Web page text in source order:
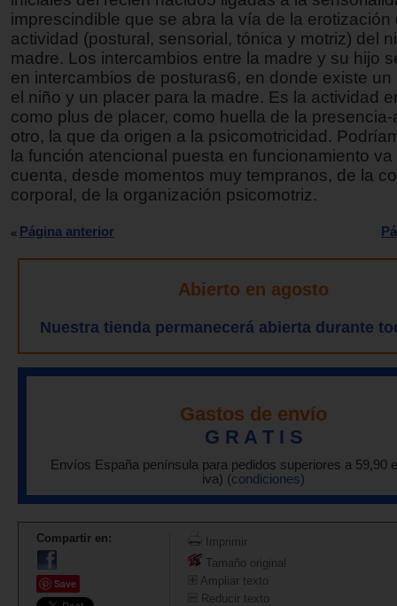
imprescindible que se abra la vía de la erotización
actividad (postural, sensorial, tónica y motriz) del
madre. Los intercambios entre la madre y su hijo
en intercambios de posturas6, en donde existe un
el niño y un placer para la madre. Es la actividad
como plus de placer, como huella de la
otro, la que da origen a la psicomotricidad.
la función atencional puesta en funcionamiento
cuenta, desde momentos muy tempranos, de la
corporal, de la organización psicomotriz.
Página anterior
Abierto en agosto
Nuestra tienda permanecerá abierta durante
Gastos de envío
G R A T I S
Envíos España península para pedidos superiores a 59,90
iva) (condiciones)
Compartir en:
Save
Imprimir
Tamaño original
Ampliar texto
Reducir texto